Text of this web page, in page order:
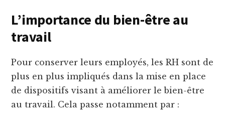
L’importance du bien-être au
travail
Pour conserver leurs employés, les RH sont de
plus en plus impliqués dans la mise en place
de dispositifs visant à améliorer le bien-être
au travail. Cela passe notamment par :